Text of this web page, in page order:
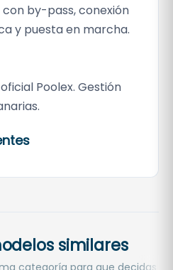
by-pass, conexión
y puesta en marcha.
Poolex. Gestión
similares
categoría para que decidas